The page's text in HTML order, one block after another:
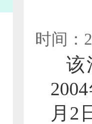
时间
该
月2